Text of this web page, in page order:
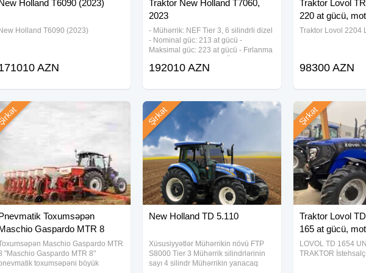
təklif edirik. "Lovol"
zəmanətlə alın! Həmçinin
edə bilərsiniz!
sifariş etməyə tələsin!
Holland T6090 (2023)
New Holland T6090 (2023)
AZN
Traktor New Holland T7060,
2023
- Mühərrik: NEF Tier 3, 6 silindrli dizel
- Nominal güc: 213 at gücü -
Maksimal güc: 223 at gücü - Fırlanma
qutusu: Power Command, 18 irəli + 6
192010 AZN
Traktor Lovol
220 at gücü,
Traktor Lovol 2204
98300 AZN
Toxumsəpən
Gaspardo MTR 8
Maschio Gaspardo MTR
"Maschio Gaspardo MTR 8"
toxumsəpəni böyük
New Holland TD 5.110
Xüsusiyyətlər Mühərrikin növü FTP
S8000 Tier 3 Mühərrik silindrlərinin
sayı 4 silindr Mühərrikin yanacaq
Şirkət
Traktor Lovol
165 at gücü,
LOVOL TD 1654
TRAKTOR
Şirkət